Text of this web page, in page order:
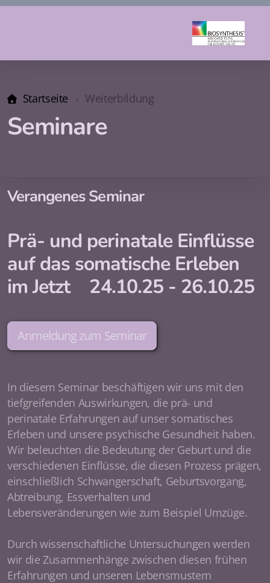
Startseite Weiterbildung
Seminare
Verangenes Seminar
Prä- und perinatale Einflüsse
auf das somatische Erleben
im Jetzt 24.10.25 - 26.10.25
Anmeldung zum Seminar
In diesem Seminar beschäftigen wir uns mit den
tiefgreifenden Auswirkungen, die prä- und
perinatale Erfahrungen auf unser somatisches
Erleben und unsere psychische Gesundheit haben.
Wir beleuchten die Bedeutung der Geburt und die
verschiedenen Einflüsse, die diesen Prozess prägen,
einschließlich Schwangerschaft, Geburtsvorgang,
Abtreibung, Essverhalten und
Lebensveränderungen wie zum Beispiel Umzüge.
Durch wissenschaftliche Untersuchungen werden
wir die Zusammenhänge zwischen diesen frühen
Erfahrungen und unseren Lebensmustern